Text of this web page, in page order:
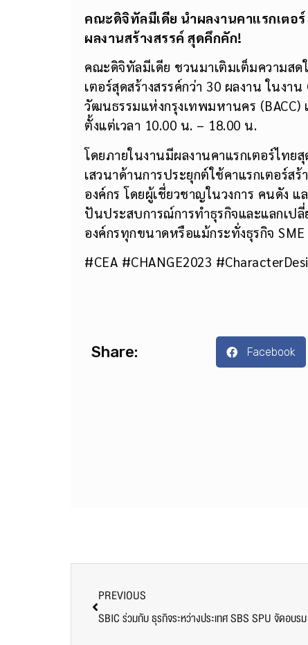
คณะดิจิทัลมีเดีย นำผลงานคาแรกเตอ
ผลงานสร้างสรรค์ สุดคึกคัก!
คณะดิจิทัลมีเดีย ชวนมาเติมเต็มความสด
เตอร์สุดสร้างสรรค์กว่า 30 ผลงาน ในงาน
วัฒนธรรมแห่งกรุงเทพมหานคร (BACC)
ตั้งแต่เวลา 10.00 น. – 18.00 น.
โดยภายในงานมีผลงานคาแรกเตอร์ไทย
เสวนาด้านการประยุกต์ใช้คาแรกเตอร์
องค์กร โดยผู้เชี่ยวชาญในวงการ คนดัง
ปันประสบการณ์การทำธุรกิจและแลกเป
องค์กรทุกขนาดหรือแม้กระทั่งธุรกิจ
#CEA #CHANGE2023
Share: Facebook
PREVIOUS